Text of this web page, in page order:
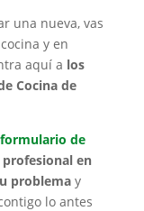
una nueva, vas
y en
aquí a los
Cocina de
formulario de
en
problemay
lo antes